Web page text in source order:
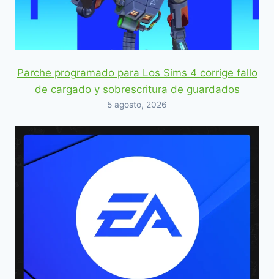
Parche programado para Los Sims 4 corrige fallo
de cargado y sobrescritura de guardados
5 agosto, 2026